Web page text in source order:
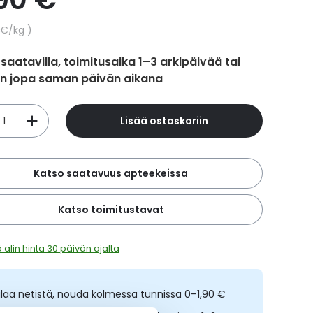
/kg
toimitusaika 1–3 arkipäivää tai
jopa saman päivän aikana
Lisää ostoskoriin
Katso saatavuus apteekeissa
Katso toimitustavat
alin hinta 30 päivän ajalta
netistä, nouda kolmessa tunnissa 0–1,90 €